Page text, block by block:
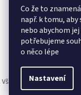
Co že to
např. k tomu,
nebo abychom
potřebujeme
o něco lépe
Nastavení
Kontakty
Obchodní
Ochrana
Moje objednávka
. Všechna práva vyhrazena.